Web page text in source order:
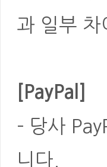
과 일부
[PayPal]
- 당사
니다.